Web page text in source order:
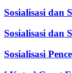
Sosialisasi dan
Sosialisasi dan
Sosialisasi